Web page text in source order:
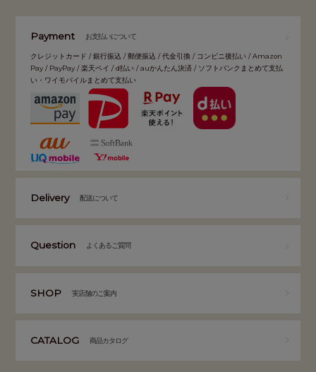
Payment お支払いについて
クレジットカード / 銀行振込 / 郵便振込 / 代金引換 / コンビニ後払い / Amazon
Pay / PayPay / 楽天ペイ / d払い / auかんたん決済 / ソフトバンクまとめて支払
い・ワイモバイルまとめて支払い
Delivery 配送について
Question よくあるご質問
SHOP 実店舗のご案内
CATALOG 商品カタログ